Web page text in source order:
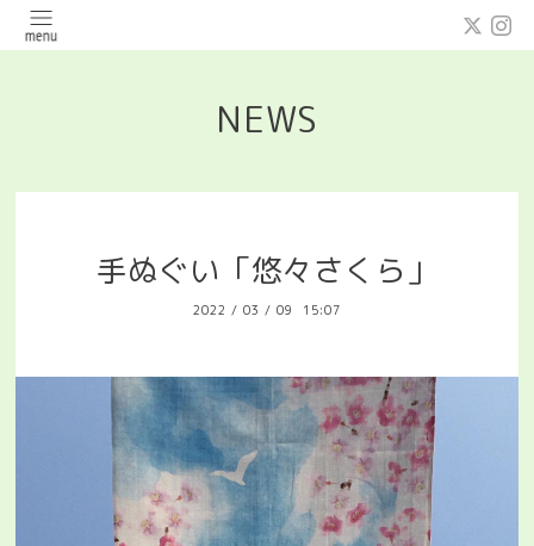
NEWS
手ぬぐい「悠々さくら」
2022 / 03 / 09 15:07